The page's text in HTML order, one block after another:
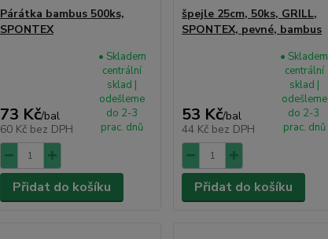
Párátka bambus 500ks,
SPONTEX
73 Kč/bal
60 Kč bez DPH
• Skladem
centrální
sklad |
odešleme
do 2-3
prac. dnů
Přidat do košíku
špejle 25cm, 50ks, GRILL,
SPONTEX, pevné, bambus
53 Kč/bal
44 Kč bez DPH
• Skladem
centrální
sklad |
odešleme
do 2-3
prac. dnů
Přidat do košíku